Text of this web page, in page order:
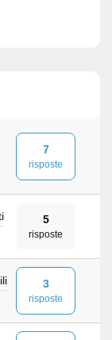
7
risposte
5
risposte
3
risposte